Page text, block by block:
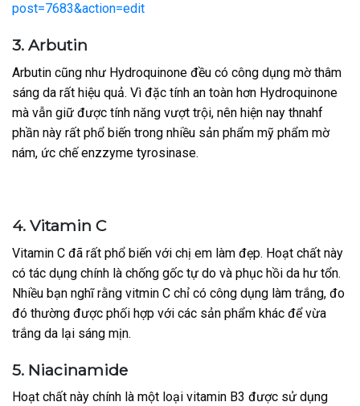
post=7683&action=edit
3. Arbutin
Arbutin cũng như Hydroquinone đều có công dụng mờ thâm
sáng da rất hiệu quả. Vì đặc tính an toàn hơn Hydroquinone
mà vẫn giữ được tính năng vượt trội, nên hiện nay thnahf
phần này rất phổ biến trong nhiều sản phẩm mỹ phẩm mờ
nám, ức chế enzzyme tyrosinase.
4. Vitamin C
Vitamin C đã rất phổ biến với chị em làm đẹp. Hoạt chất này
có tác dụng chính là chống gốc tự do và phục hồi da hư tổn.
Nhiều bạn nghĩ rằng vitmin C chỉ có công dụng làm trắng, đo
đó thường được phối hợp với các sản phẩm khác để vừa
trắng da lại sáng mịn.
5. Niacinamide
Hoạt chất này chính là một loại vitamin B3 được sử dụng